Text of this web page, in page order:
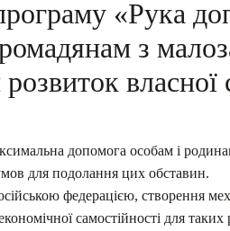
«Рука
з
власної
допомога особам і
для подолання цих обставин.
федерацією, створення
самостійності для